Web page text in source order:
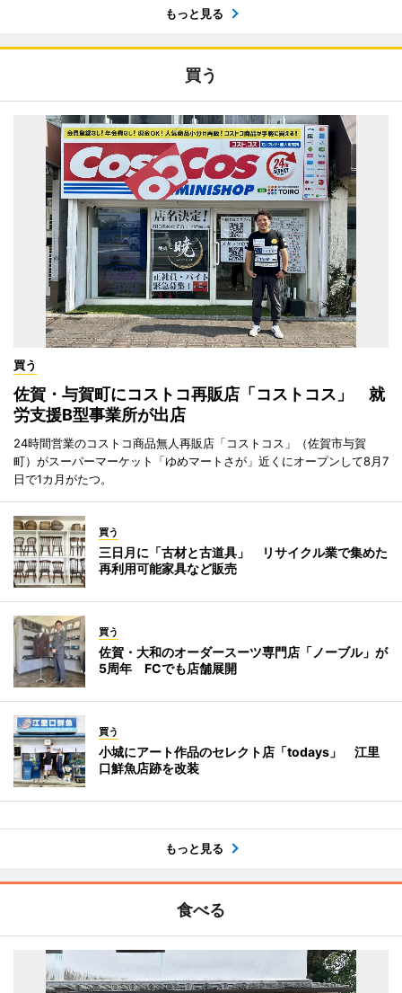
もっと見る
買う
買う
佐賀・与賀町にコストコ再販店「コストコス」 就
労支援B型事業所が出店
24時間営業のコストコ商品無人再販店「コストコス」（佐賀市与賀
町）がスーパーマーケット「ゆめマートさが」近くにオープンして8月7
日で1カ月がたつ。
買う
三日月に「古材と古道具」 リサイクル業で集めた
再利用可能家具など販売
買う
佐賀・大和のオーダースーツ専門店「ノーブル」が
5周年 FCでも店舗展開
買う
小城にアート作品のセレクト店「todays」 江里
口鮮魚店跡を改装
もっと見る
食べる